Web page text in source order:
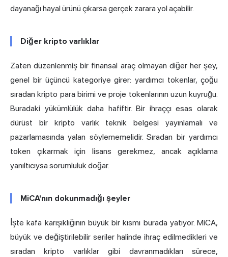
dayanağı hayal ürünü çıkarsa gerçek zarara yol açabilir.
Diğer kripto varlıklar
Zaten düzenlenmiş bir finansal araç olmayan diğer her şey,
genel bir üçüncü kategoriye girer: yardımcı tokenlar, çoğu
sıradan kripto para birimi ve proje tokenlarının uzun kuyruğu.
Buradaki yükümlülük daha hafiftir. Bir ihraççı esas olarak
dürüst bir kripto varlık teknik belgesi yayınlamalı ve
pazarlamasında yalan söylememelidir. Sıradan bir yardımcı
token çıkarmak için lisans gerekmez, ancak açıklama
yanıltıcıysa sorumluluk doğar.
MiCA'nın dokunmadığı şeyler
İşte kafa karışıklığının büyük bir kısmı burada yatıyor. MiCA,
büyük ve değiştirilebilir seriler halinde ihraç edilmedikleri ve
sıradan kripto varlıklar gibi davranmadıkları sürece,